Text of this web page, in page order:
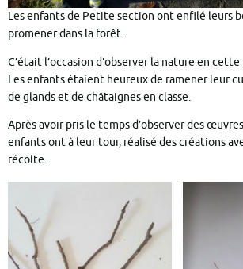
Les enfants de Petite section ont enfilé leurs
promener dans la forêt.
C’était l’occasion d’observer la nature en
Les enfants étaient heureux de ramener leur
de glands et de châtaignes en classe.
Après avoir pris le temps d’observer des
enfants ont à leur tour, réalisé des créations
récolte.